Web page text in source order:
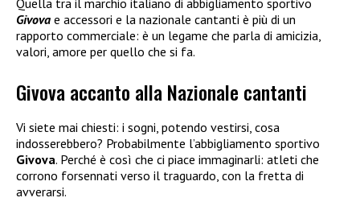
Givova e accessori e la nazionale cantanti è più di un
rapporto commerciale: è un legame che parla di amicizia,
valori, amore per quello che si fa.
Givova accanto alla Nazionale cantanti
Vi siete mai chiesti: i sogni, potendo vestirsi, cosa
indosserebbero? Probabilmente l’abbigliamento sportivo
Givova. Perché è così che ci piace immaginarli: atleti che
corrono forsennati verso il traguardo, con la fretta di
avverarsi.